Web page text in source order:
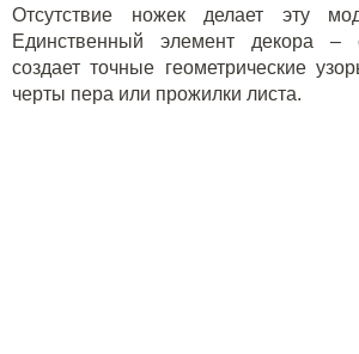
Отсутствие ножек делает эту
Единственный элемент декора –
создает точные геометрические
черты пера или прожилки листа.